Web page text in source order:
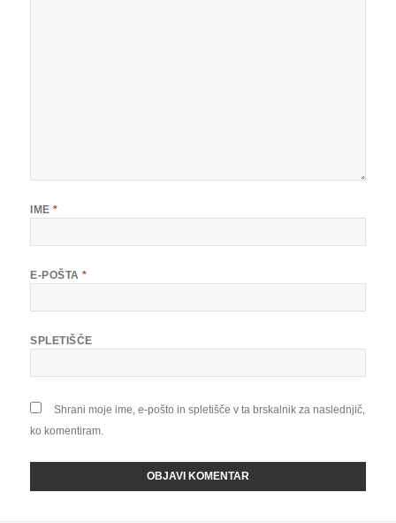
IME*
E-POŠTA*
SPLETIŠČE
Shrani moje ime, e-pošto in spletišče v ta brskalnik za naslednjič,
ko komentiram.